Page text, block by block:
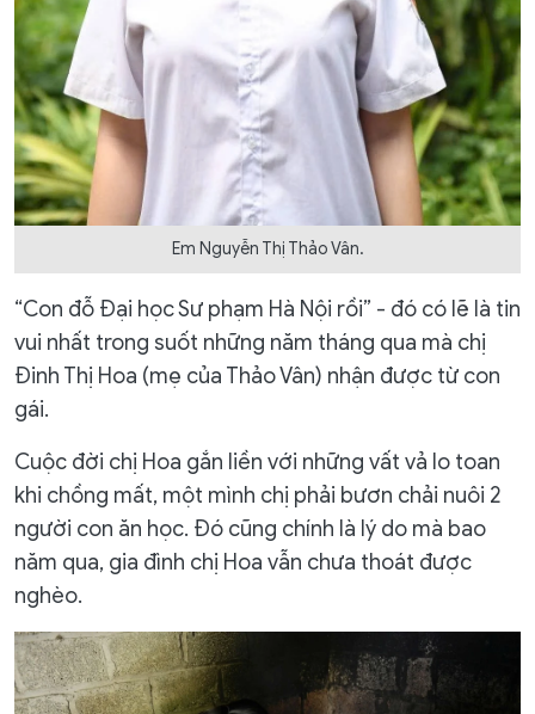
Em Nguyễn Thị Thảo Vân.
“Con đỗ Đại học Sư phạm Hà Nội rồi” - đó có lẽ là tin
vui nhất trong suốt những năm tháng qua mà chị
Đinh Thị Hoa (mẹ của Thảo Vân) nhận được từ con
gái.
Cuộc đời chị Hoa gắn liền với những vất vả lo toan
khi chồng mất, một mình chị phải bươn chải nuôi 2
người con ăn học. Đó cũng chính là lý do mà bao
năm qua, gia đình chị Hoa vẫn chưa thoát được
nghèo.